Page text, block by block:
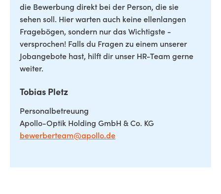
die Bewerbung direkt bei der Person, die sie
sehen soll. Hier warten auch keine ellenlangen
Fragebögen, sondern nur das Wichtigste -
versprochen! Falls du Fragen zu einem unserer
Jobangebote hast, hilft dir unser HR-Team gerne
weiter.
Tobias Pletz
Personalbetreuung
Apollo-Optik Holding GmbH & Co. KG
bewerberteam@apollo.de